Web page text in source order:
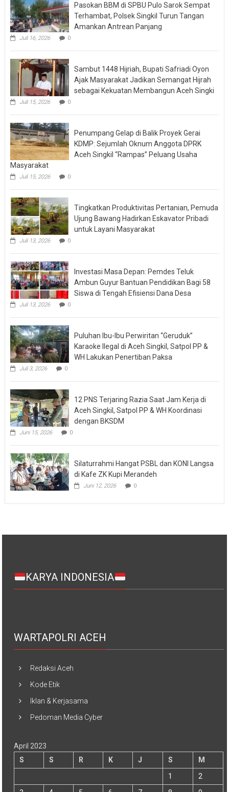
Pasokan BBM di SPBU Pulo Sarok Sempat
Terhambat, Polsek Singkil Turun Tangan
Amankan Antrean Panjang
Juli 16, 2026 0
Sambut 1448 Hijriah, Bupati Safriadi Oyon
Ajak Masyarakat Jadikan Semangat Hijrah
sebagai Kekuatan Membangun Aceh Singki
Juli 15, 2026 0
Penumpang Gelap di Balik Proyek Gerai
KDMP: Sejumlah Oknum Anggota DPRK
Aceh Singkil “Rampas” Peluang Usaha
Masyarakat
Juli 15, 2026 0
Tingkatkan Produktivitas Pertanian, Pemuda
Ujung Bawang Hadirkan Eskavator Pribadi
untuk Layani Masyarakat
Juli 13, 2026 0
Investasi Masa Depan: Pemdes Teluk
Ambun Guyur Bantuan Pendidikan Bagi 58
Siswa di Tengah Efisiensi Dana Desa
Juli 13, 2026 0
Puluhan Ibu-Ibu Perwiritan “Geruduk”
Karaoke Ilegal di Aceh Singkil, Satpol PP &
WH Lakukan Penertiban Paksa
Juli 3, 2026 0
12 PNS Terjaring Razia Saat Jam Kerja di
Aceh Singkil, Satpol PP & WH Koordinasi
dengan BKSDM
Juni 15, 2026 0
Silaturrahmi Hangat PSBL dan KONI Langsa
di Kafe ZK Kupi Merandeh
Juni 12, 2026 0
KARYA INDONESIA
WARTAPOLRI ACEH
Redaksi Aceh
Kode Etik
Iklan & Kerjasama
Pedoman Media Cyber
April 2023
S
S R K J S
M
1
2